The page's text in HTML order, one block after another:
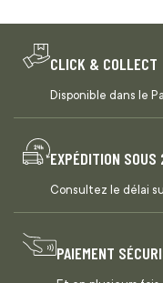
CLICK & COLLECT
Disponible dans le
EXPÉDITION
Consultez le délai
PAIEMENT